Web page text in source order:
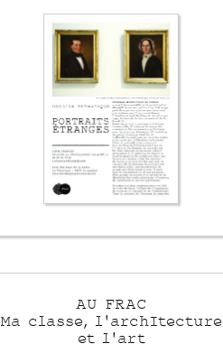
AU FRAC
Ma classe, l’archItecture
et l’art